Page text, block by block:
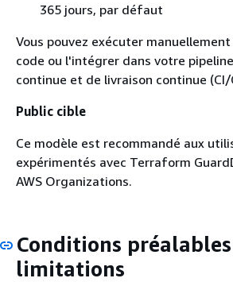
365 jours, par défaut
Vous pouvez exécuter
code ou l'intégrer dans votre
continue et de livraison continue (CI/
Public cible
Ce modèle est recommandé aux
expérimentés avec Terraform
AWS Organizations.
Conditions
limitations